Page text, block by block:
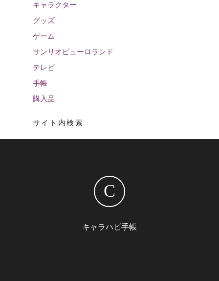
キャラクター
グッズ
ゲーム
サンリオピューロランド
テレビ
手帳
購入品
サイト内検索
C
キャラハピ手帳